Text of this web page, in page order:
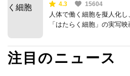
4.3 15604
人体で働く細胞を擬人化
「はたらく細胞」の実写映
注目のニュース